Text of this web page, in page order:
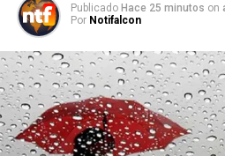
Publicado Hace 25 minutos on
Por Notifalcon